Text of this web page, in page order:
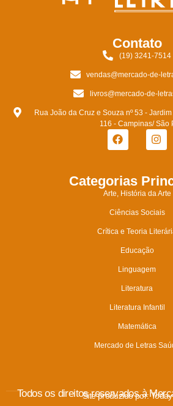
Contato
(19) 3241-7514
vendas@mercado-de-
livros@mercado-de-
Rua João da Cruz e Souza nº 53 -
116 - Campinas/ São
Categorias
Arte, História da Arte
Ciências Sociais
Crítica e Teoria
Educação
Linguagem
Literatura
Literatura Infantil
Matemática
Mercado de Letras
Todos os direitos reservados à
Site produzido por: